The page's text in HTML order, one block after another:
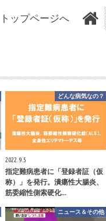
トップページへ
どんな病気なの？
2022.9.5
指定難病患者に「登録者証（仮
称）」を発行。潰瘍性大腸炎、
筋委縮性側索硬化…
ニュース＆その他